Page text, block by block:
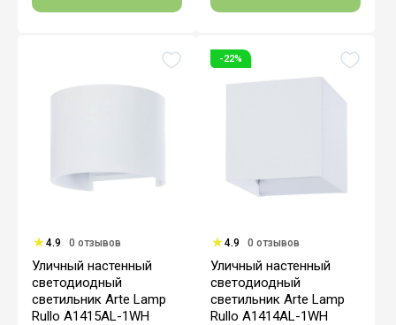
4.9 0 отзывов
Уличный настенный
светодиодный
светильник Arte Lamp
Rullo A1415AL-1WH
-22%
4.9 0 отзывов
Уличный настенный
светодиодный
светильник Arte Lamp
Rullo A1414AL-1WH